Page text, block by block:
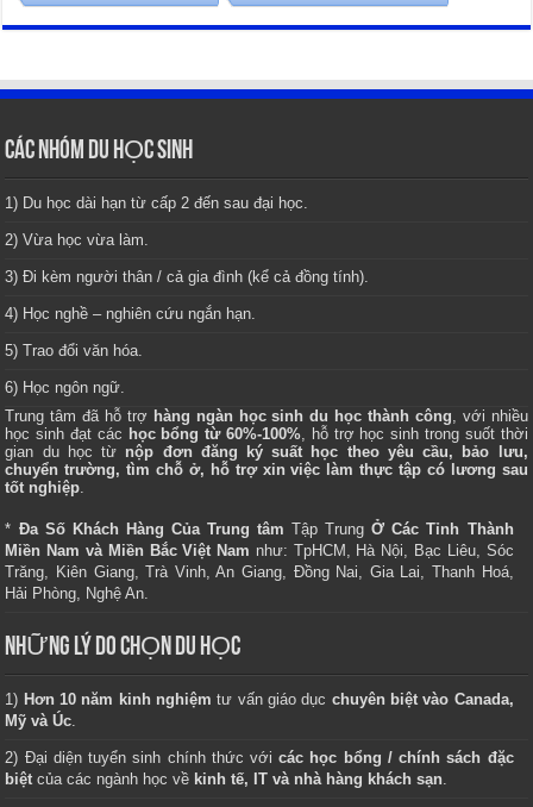
CÁC NHÓM DU HỌC SINH
1) Du học dài hạn từ cấp 2 đến sau đại học.
2) Vừa học vừa làm.
3) Đi kèm người thân / cả gia đình (kể cả đồng tính).
4) Học nghề – nghiên cứu ngắn hạn.
5) Trao đổi văn hóa.
6) Học ngôn ngữ.
Trung tâm đã hỗ trợ hàng ngàn học sinh du học thành công, với nhiều
học sinh đạt các học bổng từ 60%-100%, hỗ trợ học sinh trong suốt thời
gian du học từ nộp đơn đăng ký suất học theo yêu cầu, bảo lưu,
chuyển trường, tìm chỗ ở, hỗ trợ xin việc làm thực tập có lương sau
tốt nghiệp.
* Đa Số Khách Hàng Của Trung tâm Tập TrungỞ Các Tỉnh Thành
Miền Nam và Miền Bắc Việt Nam như: TpHCM, Hà Nội, Bạc Liêu, Sóc
Trăng, Kiên Giang, Trà Vinh, An Giang, Đồng Nai, Gia Lai, Thanh Hoá,
Hải Phòng, Nghệ An.
NHỮNG LÝ DO CHỌN DU HỌC
1) Hơn 10 năm kinh nghiệm tư vấn giáo dục chuyên biệt vào Canada,
Mỹ và Úc.
2) Đại diện tuyển sinh chính thức vớicác học bổng / chính sách đặc
biệt của các ngành học về kinh tế, IT và nhà hàng khách sạn.